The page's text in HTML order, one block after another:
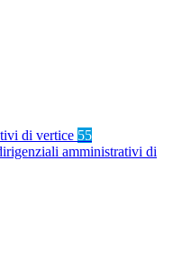
di vertice 55
amministrativi di